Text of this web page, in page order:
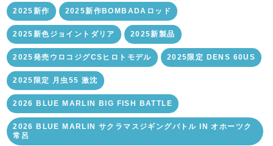
2025新作 2025新作BOMBADAロッド
2025新色ジョイントダリア 2025新製品
2025発売ウロコジグCSヒロトモデル 2025限定 DENS 60US
2025限定 月虫55 激沈
2026 BLUE MARLIN BIG FISH BATTLE
2026 BLUE MARLIN サクラマスジギングバトル IN オホーツク
常呂